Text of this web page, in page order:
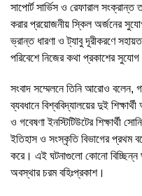
সাপোর্ট সার্ভিস ও রেফারাল
করার প্রয়োজনীয় স্কিল অর্জনের
ভ্রান্ত ধারণা ও ট্যাবু দূরীকরণে
পরিবেশে নিজের কথা প্রকাশের সুযোগ
সংবাদ সম্মেলনে তিনি আরোও বলেন,
ব্যবধানে বিশ্ববিদ্যালয়ের দুই
ও গবেষণা ইনস্টিটিউটের শিক্ষার্থী
ইতিহাস ও সংস্কৃতি বিভাগের প্রথম
করে। এই ঘটনাগুলো কোনো বিচ্ছিন্ন
অবস্থার চরম বহিঃপ্রকাশ।